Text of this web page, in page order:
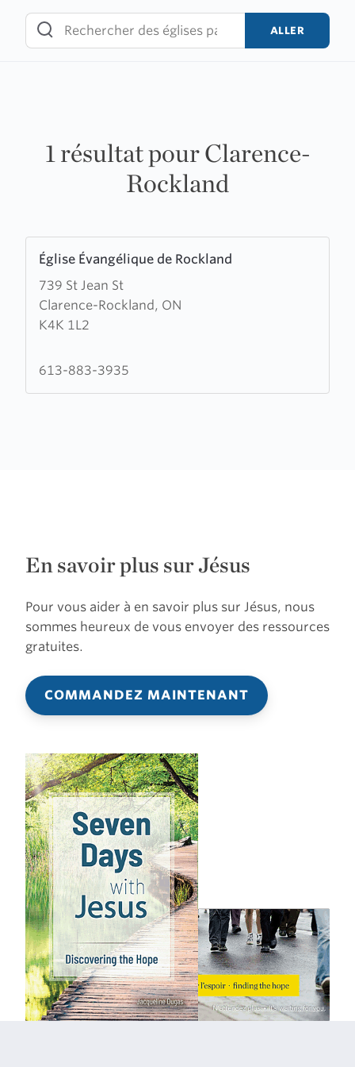
content
ALLER
1 résultat pour Clarence-
Rockland
Église Évangélique de Rockland
739 St Jean St
Clarence-Rockland, ON
K4K 1L2
more
about
Église
Évangélique
Rockland
613-883-3935
En savoir plus sur Jésus
Pour vous aider à en savoir plus sur Jésus, nous
sommes heureux de vous envoyer des ressources
gratuites.
COMMANDEZ MAINTENANT